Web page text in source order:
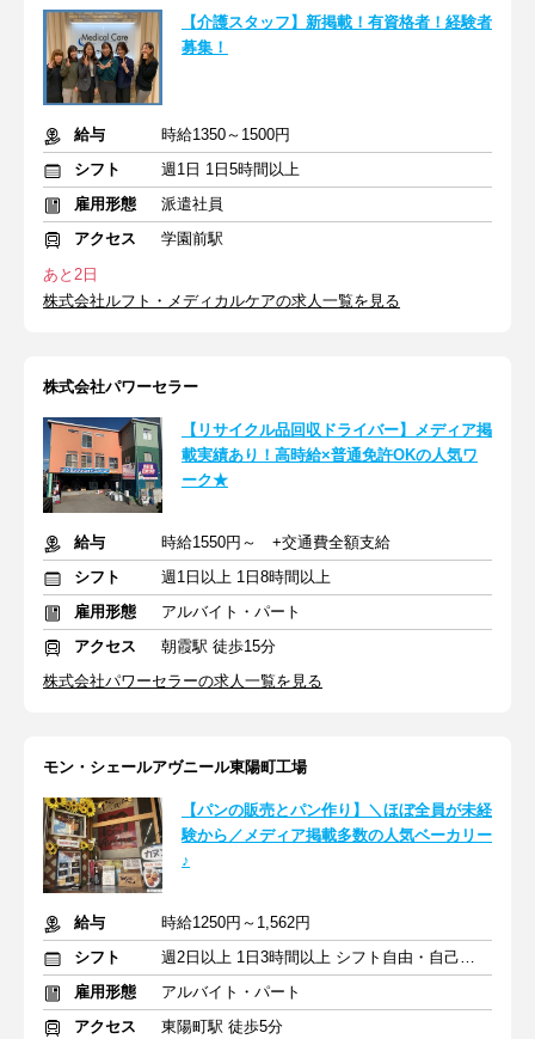
【介護スタッフ】新掲載！有資格者！経験者
募集！
給与
時給1350～1500円
シフト
週1日 1日5時間以上
雇用形態
派遣社員
アクセス
学園前駅
あと2日
株式会社ルフト・メディカルケアの求人一覧を見る
株式会社パワーセラー
【リサイクル品回収ドライバー】メディア掲
載実績あり！高時給×普通免許OKの人気ワ
ーク★
給与
時給1550円～ +交通費全額支給
シフト
週1日以上 1日8時間以上
雇用形態
アルバイト・パート
アクセス
朝霞駅 徒歩15分
株式会社パワーセラーの求人一覧を見る
モン・シェールアヴニール東陽町工場
【パンの販売とパン作り】＼ほぼ全員が未経
験から／メディア掲載多数の人気ベーカリー
♪
給与
時給1250円～1,562円
シフト
週2日以上 1日3時間以上 シフト自由・自己申告
雇用形態
アルバイト・パート
アクセス
東陽町駅 徒歩5分